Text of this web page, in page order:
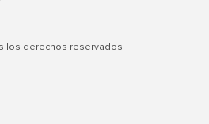
los derechos reservados